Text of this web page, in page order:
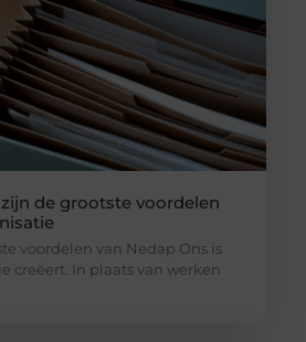
de grootste voordelen
voordelen van Nedap Ons is
creëert. In plaats van werken